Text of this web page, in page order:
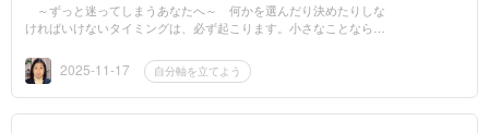
～ずっと迷ってしまうあなたへ～ 何かを選んだり決めたりしな
ければいけないタイミングは、必ず起こります。小さなことなら毎
て「決めら...2025-11-17 自分軸を立てよう